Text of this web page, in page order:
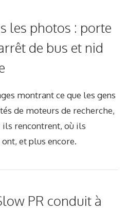
les photos : porte
de bus et nid
montrant ce que les gens
de moteurs de recherche,
rencontrent, où ils
et plus encore.
PR conduit à